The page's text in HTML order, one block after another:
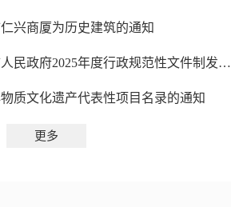
兴商厦为历史建筑的通知
四平市人民政府办公室关于印发四平市人民政府2025年度行政规范性文件制发计划的通知
质文化遗产代表性项目名录的通知
更多